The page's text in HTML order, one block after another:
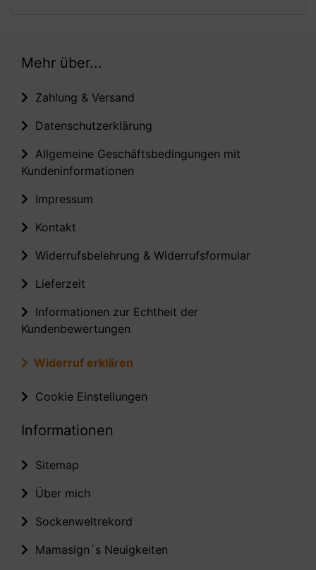
Mehr über...
Zahlung & Versand
Datenschutzerklärung
Allgemeine Geschäftsbedingungen mit
Kundeninformationen
Impressum
Kontakt
Widerrufsbelehrung & Widerrufsformular
Lieferzeit
Informationen zur Echtheit der
Kundenbewertungen
Widerruf erklären
Cookie Einstellungen
Informationen
Sitemap
Über mich
Sockenweltrekord
Mamasign´s Neuigkeiten